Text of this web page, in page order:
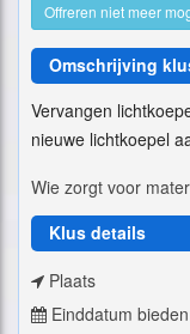
Offreren niet meer
Omschrijving
Vervangen
nieuwe lichtkoepel
Wie zorgt voor
Klus details
Plaats
Einddatum bieden